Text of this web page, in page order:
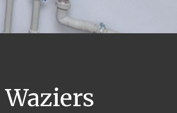
Waziers